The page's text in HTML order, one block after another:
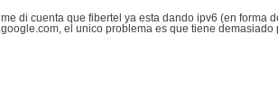
di cuenta que fibertel ya esta dando ipv6 (en forma
el unico problema es que tiene